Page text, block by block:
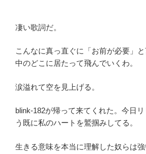
凄い歌詞だ。
こんなに真っ直ぐに「お前が必要」
中のどこに居たって飛んでいくわ。
涙溢れて空を見上げる。
blink-182が帰って来てくれた。今日
う既に私のハートを鷲掴みしてる。
生きる意味を本当に理解した奴らは強